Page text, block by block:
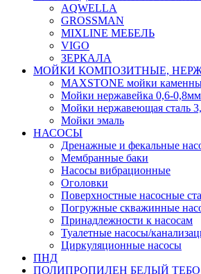
AQWELLA
GROSSMAN
MIXLINE МЕБЕЛЬ
VIGO
ЗЕРКАЛА
МОЙКИ КОМПОЗИТНЫЕ,
MAXSTONE мойки
Мойки нержавейка 0,6-0,8мм
Мойки нержавеющая сталь
Мойки эмаль
НАСОСЫ
Дренажные и фекальные
Мембранные баки
Насосы вибрационные
Оголовки
Поверхностные насосные
Погружные скважинные
Принадлежности к насосам
Туалетные насосы/
Циркуляционные насосы
ПНД
ПОЛИПРОПИЛЕН БЕЛЫЙ ТЕБО